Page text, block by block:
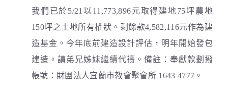
我們已於5/21以11,773,896元取得建地75坪農地
150坪之土地所有權狀。剩餘款4,582,116元作為建
造基金。今年底前建造設計評估，明年開始發包
建造。請弟兄姊妹繼續代禱。備註：奉獻款劃撥
帳號：財團法人宜蘭市教會聚會所 1643 4777。